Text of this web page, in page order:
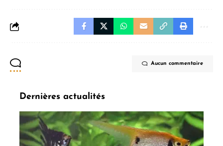
Aucun commentaire
Dernières actualités